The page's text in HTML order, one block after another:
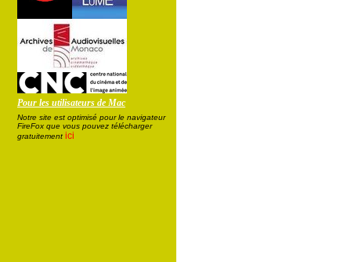
Pour les utilisateurs de Mac
Notre site est optimisé pour le navigateur
FireFox que vous pouvez télécharger
gratuitement ici